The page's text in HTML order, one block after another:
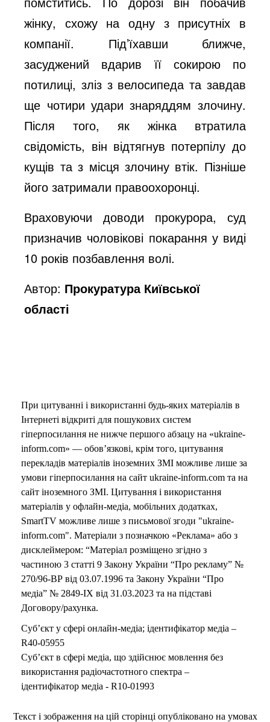
жінку, схожу на одну з присутніх в
компанії. Під’їхавши ближче,
засуджений вдарив її сокирою по
потилиці, зліз з велосипеда та завдав
ще чотири удари знаряддям злочину.
Після того, як жінка втратила
свідомість, він відтягнув потерпілу до
кущів та з місця злочину втік. Пізніше
його затримали правоохоронці.
Враховуючи доводи прокурора, суд
призначив чоловікові покарання у виді
10 років позбавлення волі.
Автор: Прокуратура Київської
області
При цитуванні і використанні будь-яких матеріалів в
Інтернеті відкриті для пошукових систем
гіперпосилання не нижче першого абзацу на «ukraine-
inform.com» — обов’язкові, крім того, цитування
перекладів матеріалів іноземних ЗМІ можливе лише за
умови гіперпосилання на сайт ukraine-inform.com та на
сайт іноземного ЗМІ. Цитування і використання
матеріалів у офлайн-медіа, мобільних додатках,
SmartTV можливе лише з письмової згоди "ukraine-
inform.com". Матеріали з позначкою «Реклама» або з
дисклеймером: “Матеріал розміщено згідно з
частиною 3 статті 9 Закону України “Про рекламу” №
270/96-ВР від 03.07.1996 та Закону України “Про
медіа” № 2849-IX від 31.03.2023 та на підставі
Договору/рахунка.
Суб’єкт у сфері онлайн-медіа; ідентифікатор медіа –
R40-05955
Суб’єкт в сфері медіа, що здійснює мовлення без
використання радіочастотного спектра –
ідентифікатор медіа - R10-01993
Текст і зображення на цій сторінці опубліковано на умовах